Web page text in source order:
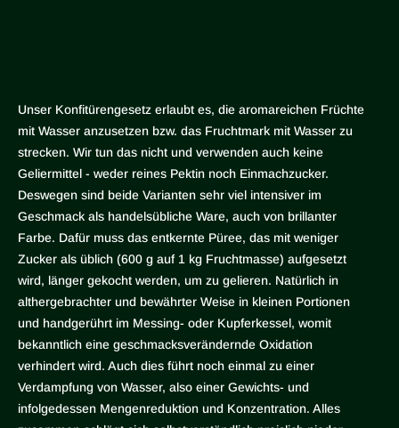
Unser Konfitürengesetz erlaubt es, die aromareichen Früchte
mit Wasser anzusetzen bzw. das Fruchtmark mit Wasser zu
strecken. Wir tun das nicht und verwenden auch keine
Geliermittel - weder reines Pektin noch Einmachzucker.
Deswegen sind beide Varianten sehr viel intensiver im
Geschmack als handelsübliche Ware, auch von brillanter
Farbe. Dafür muss das entkernte Püree, das mit weniger
Zucker als üblich (600 g auf 1 kg Fruchtmasse) aufgesetzt
wird, länger gekocht werden, um zu gelieren. Natürlich in
althergebrachter und bewährter Weise in kleinen Portionen
und handgerührt im Messing- oder Kupferkessel, womit
bekanntlich eine geschmacksverändernde Oxidation
verhindert wird. Auch dies führt noch einmal zu einer
Verdampfung von Wasser, also einer Gewichts- und
infolgedessen Mengenreduktion und Konzentration. Alles